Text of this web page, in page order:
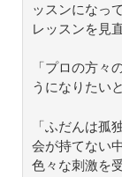
ッスンになっ
レッスンを見
「プロの方々
うになりたい
「ふだんは孤
会が持てない
色々な刺激を